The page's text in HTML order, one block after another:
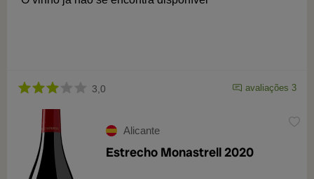
3,0 avaliações 3
Alicante
Estrecho Monastrell 2020